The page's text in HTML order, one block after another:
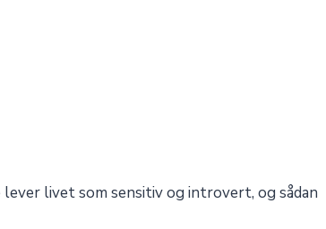
livet som sensitiv og introvert, og sådan